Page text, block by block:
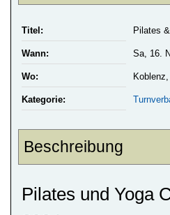
Titel: Pilates
Wann: Sa, 16.
Wo: Koblenz,
Kategorie:
Beschreibung
Pilates und Yoga